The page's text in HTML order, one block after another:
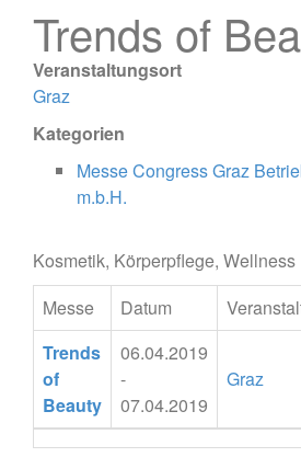
Trends of
Veranstaltungsort
Graz
Kategorien
Messe Congress Graz
m.b.H.
Kosmetik, Körperpflege, Wellness
Messe
Datum
Trends
of
Beauty
06.04.2019
-
07.04.2019
Graz